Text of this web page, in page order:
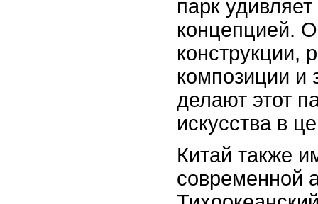
парк
концепцией.
конструкции,
композиции и
делают этот
искусства в
Китай также
современной